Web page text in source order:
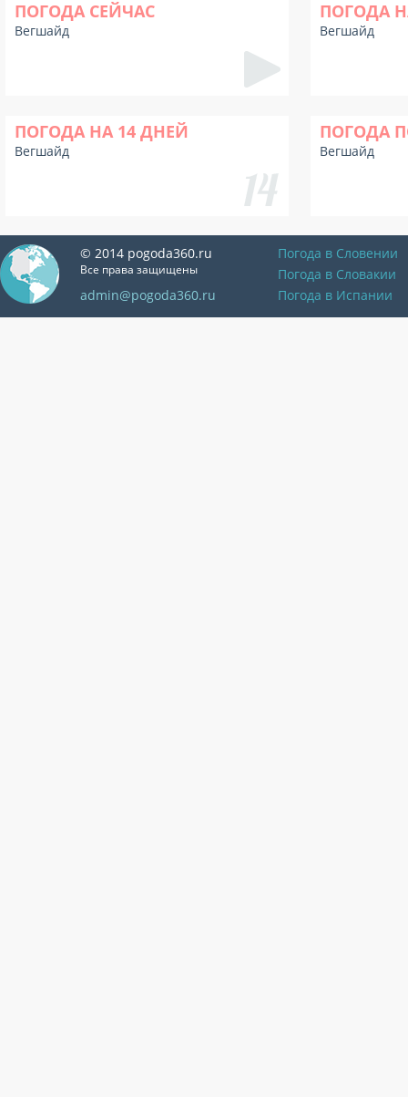
ПОГОДА СЕЙЧАС
Вегшайд
ПОГОДА
Вегшайд
ПОГОДА НА 14 ДНЕЙ
Вегшайд
ПОГОДА
Вегшайд
© 2014 pogoda360.ru
Все права защищены
admin@pogoda360.ru
Погода в Словении
Погода в Словакии
Погода в Испании